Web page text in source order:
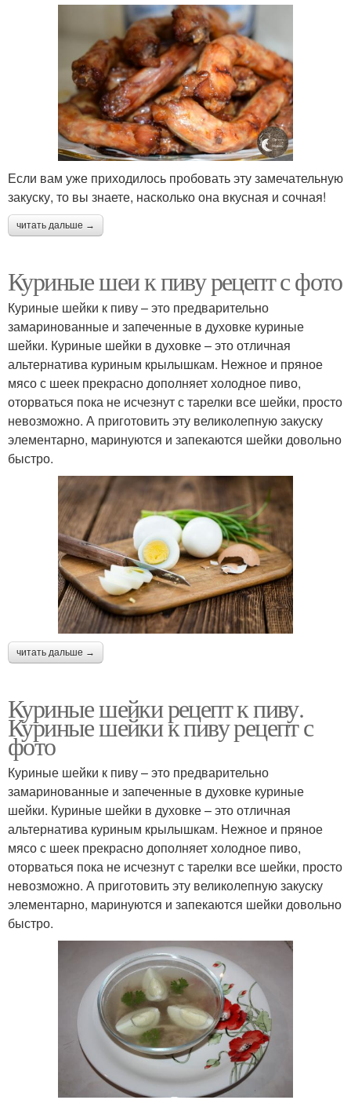
Если вам уже приходилось пробовать эту замечательную
закуску, то вы знаете, насколько она вкусная и сочная!
читать дальше →
Куриные шеи к пиву рецепт с фото
Куриные шейки к пиву – это предварительно
замаринованные и запеченные в духовке куриные
шейки. Куриные шейки в духовке – это отличная
альтернатива куриным крылышкам. Нежное и пряное
мясо с шеек прекрасно дополняет холодное пиво,
оторваться пока не исчезнут с тарелки все шейки, просто
невозможно. А приготовить эту великолепную закуску
элементарно, маринуются и запекаются шейки довольно
быстро.
читать дальше →
Куриные шейки рецепт к пиву.
Куриные шейки к пиву рецепт с
фото
Куриные шейки к пиву – это предварительно
замаринованные и запеченные в духовке куриные
шейки. Куриные шейки в духовке – это отличная
альтернатива куриным крылышкам. Нежное и пряное
мясо с шеек прекрасно дополняет холодное пиво,
оторваться пока не исчезнут с тарелки все шейки, просто
невозможно. А приготовить эту великолепную закуску
элементарно, маринуются и запекаются шейки довольно
быстро.